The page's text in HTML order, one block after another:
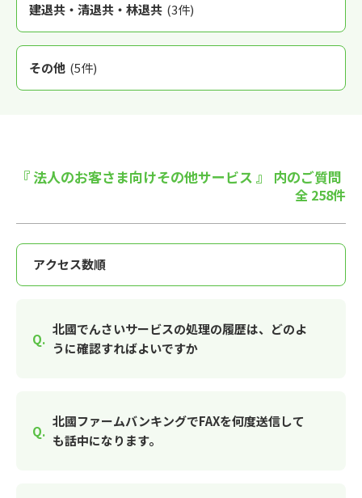
建退共・清退共・林退共 (3件)
その他 (5件)
『 法人のお客さま向けその他サービス 』 内のご質問
全 258件
北國でんさいサービスの処理の履歴は、どのよ
うに確認すればよいですか
北國ファームバンキングでFAXを何度送信して
も話中になります。